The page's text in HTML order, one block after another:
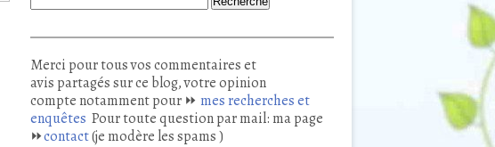
Merci pour tous vos commentaires et
avis partagés sur ce blog, votre opinion
compte notamment pour ⏩ mes recherches et
enquêtes Pour toute question par mail: ma page
⏩contact(je modère les spams )